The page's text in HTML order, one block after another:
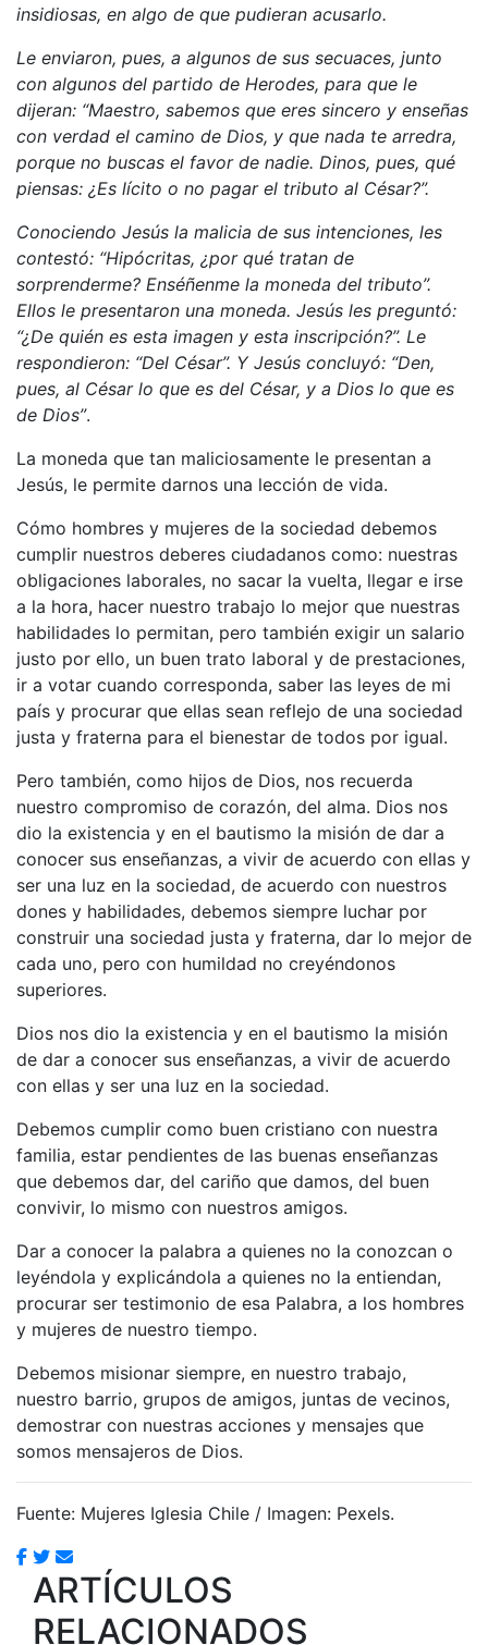
insidiosas, en algo de que pudieran acusarlo.
Le enviaron, pues, a algunos de sus secuaces, junto
con algunos del partido de Herodes, para que le
dijeran: “Maestro, sabemos que eres sincero y enseñas
con verdad el camino de Dios, y que nada te arredra,
porque no buscas el favor de nadie. Dinos, pues, qué
piensas: ¿Es lícito o no pagar el tributo al César?”.
Conociendo Jesús la malicia de sus intenciones, les
contestó: “Hipócritas, ¿por qué tratan de
sorprenderme? Enséñenme la moneda del tributo”.
Ellos le presentaron una moneda. Jesús les preguntó:
“¿De quién es esta imagen y esta inscripción?”. Le
respondieron: “Del César”. Y Jesús concluyó: “Den,
pues, al César lo que es del César, y a Dios lo que es
de Dios”.
La moneda que tan maliciosamente le presentan a
Jesús, le permite darnos una lección de vida.
Cómo hombres y mujeres de la sociedad debemos
cumplir nuestros deberes ciudadanos como: nuestras
obligaciones laborales, no sacar la vuelta, llegar e irse
a la hora, hacer nuestro trabajo lo mejor que nuestras
habilidades lo permitan, pero también exigir un salario
justo por ello, un buen trato laboral y de prestaciones,
ir a votar cuando corresponda, saber las leyes de mi
país y procurar que ellas sean reflejo de una sociedad
justa y fraterna para el bienestar de todos por igual.
Pero también, como hijos de Dios, nos recuerda
nuestro compromiso de corazón, del alma. Dios nos
dio la existencia y en el bautismo la misión de dar a
conocer sus enseñanzas, a vivir de acuerdo con ellas y
ser una luz en la sociedad, de acuerdo con nuestros
dones y habilidades, debemos siempre luchar por
construir una sociedad justa y fraterna, dar lo mejor de
cada uno, pero con humildad no creyéndonos
superiores.
Dios nos dio la existencia y en el bautismo la misión
de dar a conocer sus enseñanzas, a vivir de acuerdo
con ellas y ser una luz en la sociedad.
Debemos cumplir como buen cristiano con nuestra
familia, estar pendientes de las buenas enseñanzas
que debemos dar, del cariño que damos, del buen
convivir, lo mismo con nuestros amigos.
Dar a conocer la palabra a quienes no la conozcan o
leyéndola y explicándola a quienes no la entiendan,
procurar ser testimonio de esa Palabra, a los hombres
y mujeres de nuestro tiempo.
Debemos misionar siempre, en nuestro trabajo,
nuestro barrio, grupos de amigos, juntas de vecinos,
demostrar con nuestras acciones y mensajes que
somos mensajeros de Dios.
Fuente: Mujeres Iglesia Chile / Imagen: Pexels.
ARTÍCULOS
RELACIONADOS